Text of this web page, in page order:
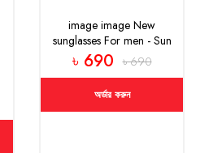
image image New
sunglasses For men - Sun
Glass For Men -Light
Golden Colour
৳ 690 ৳ 690
অর্ডার করুন